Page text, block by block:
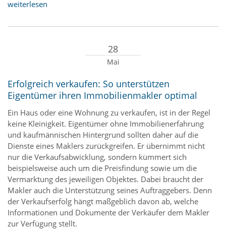
weiterlesen
28
Mai
Erfolgreich verkaufen: So unterstützen
Eigentümer ihren Immobilienmakler optimal
Ein Haus oder eine Wohnung zu verkaufen, ist in der Regel
keine Kleinigkeit. Eigentümer ohne Immobilienerfahrung
und kaufmännischen Hintergrund sollten daher auf die
Dienste eines Maklers zurückgreifen. Er übernimmt nicht
nur die Verkaufsabwicklung, sondern kümmert sich
beispielsweise auch um die Preisfindung sowie um die
Vermarktung des jeweiligen Objektes. Dabei braucht der
Makler auch die Unterstützung seines Auftraggebers. Denn
der Verkaufserfolg hängt maßgeblich davon ab, welche
Informationen und Dokumente der Verkäufer dem Makler
zur Verfügung stellt.